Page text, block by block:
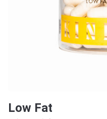
Low Fat